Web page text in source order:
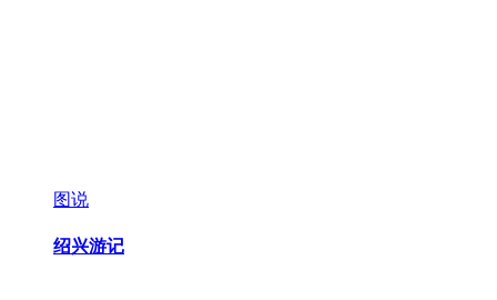
图说
绍兴游记